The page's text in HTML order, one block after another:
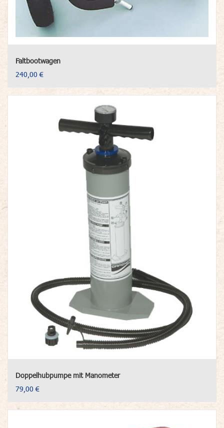
Faltbootwagen
240,00 €
Doppelhubpumpe mit Manometer
79,00 €